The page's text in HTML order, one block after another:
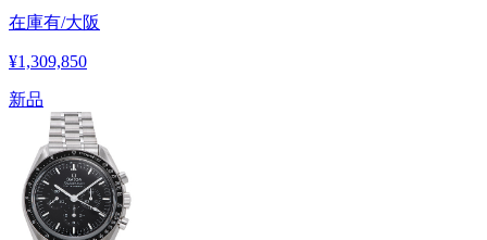
在庫有/大阪
¥1,309,850
新品